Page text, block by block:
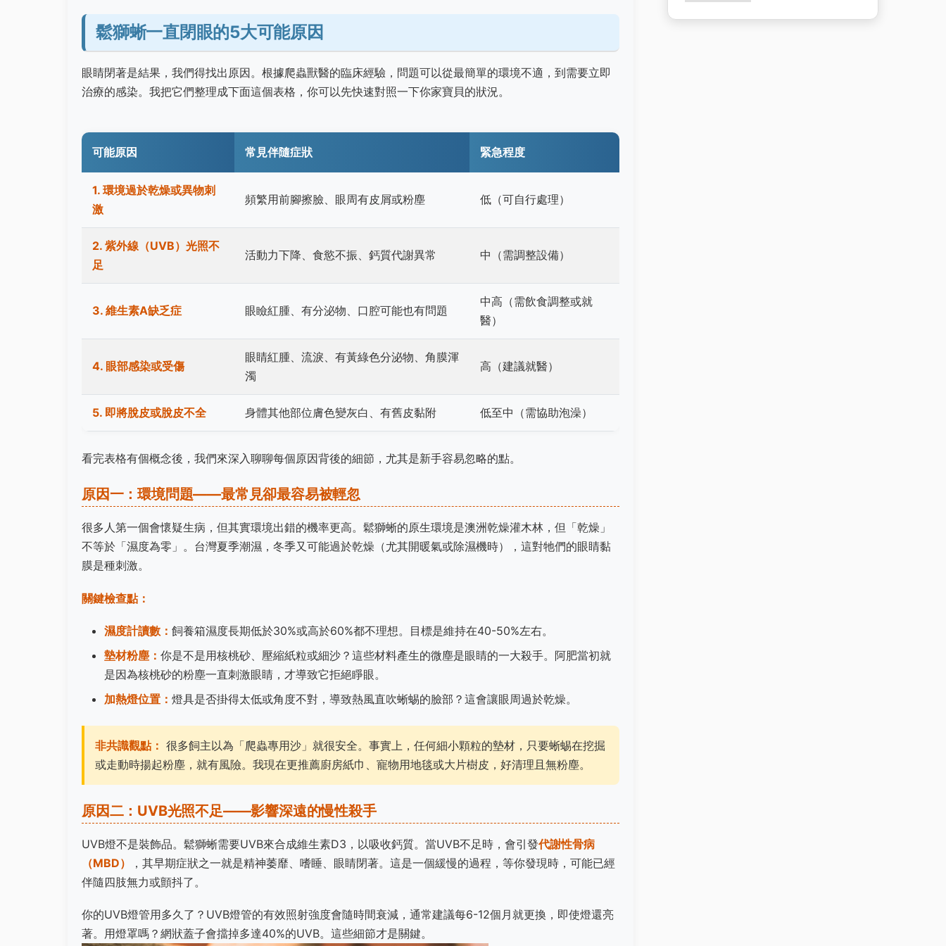
鬆獅蜥一直閉眼的5大可能原因
眼睛閉著是結果，我們得找出原因。根據爬蟲獸醫的臨床經驗，問題可以從最簡單的環境不適，到需要立即
治療的感染。我把它們整理成下面這個表格，你可以先快速對照一下你家寶貝的狀況。
可能原因 常見伴隨症狀 緊急程度
1. 環境過於乾燥或異物刺
激
頻繁用前腳擦臉、眼周有皮屑或粉塵 低（可自行處理）
2. 紫外線（UVB）光照不
足
活動力下降、食慾不振、鈣質代謝異常 中（需調整設備）
3. 維生素A缺乏症 眼瞼紅腫、有分泌物、口腔可能也有問題
中高（需飲食調整或就
醫）
4. 眼部感染或受傷
眼睛紅腫、流淚、有黃綠色分泌物、角膜渾
濁
高（建議就醫）
5. 即將脫皮或脫皮不全 身體其他部位膚色變灰白、有舊皮黏附 低至中（需協助泡澡）
看完表格有個概念後，我們來深入聊聊每個原因背後的細節，尤其是新手容易忽略的點。
原因一：環境問題——最常見卻最容易被輕忽
很多人第一個會懷疑生病，但其實環境出錯的機率更高。鬆獅蜥的原生環境是澳洲乾燥灌木林，但「乾燥」
不等於「濕度為零」。台灣夏季潮濕，冬季又可能過於乾燥（尤其開暖氣或除濕機時），這對牠們的眼睛黏
膜是種刺激。
關鍵檢查點：
濕度計讀數： 飼養箱濕度長期低於30%或高於60%都不理想。目標是維持在40-50%左右。
墊材粉塵： 你是不是用核桃砂、壓縮紙粒或細沙？這些材料產生的微塵是眼睛的一大殺手。阿肥當初就
是因為核桃砂的粉塵一直刺激眼睛，才導致它拒絕睜眼。
加熱燈位置： 燈具是否掛得太低或角度不對，導致熱風直吹蜥蜴的臉部？這會讓眼周過於乾燥。
非共識觀點： 很多飼主以為「爬蟲專用沙」就很安全。事實上，任何細小顆粒的墊材，只要蜥蜴在挖掘
或走動時揚起粉塵，就有風險。我現在更推薦廚房紙巾、寵物用地毯或大片樹皮，好清理且無粉塵。
原因二：UVB光照不足——影響深遠的慢性殺手
UVB燈不是裝飾品。鬆獅蜥需要UVB來合成維生素D3，以吸收鈣質。當UVB不足時，會引發代謝性骨病
（MBD）
，其早期症狀之一就是精神萎靡、嗜睡、眼睛閉著。這是一個緩慢的過程，等你發現時，可能已經
伴隨四肢無力或顫抖了。
你的UVB燈管用多久了？UVB燈管的有效照射強度會隨時間衰減，通常建議每6-12個月就更換，即使燈還亮
著。用燈罩嗎？網狀蓋子會擋掉多達40%的UVB。這些細節才是關鍵。